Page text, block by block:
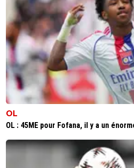
OL
OL : 45ME pour Fofana, il y a un